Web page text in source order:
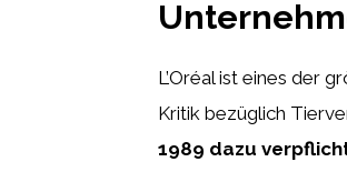
L’Oréal ist eines der
Kritik bezüglich
1989 dazu